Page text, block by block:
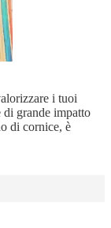
i tuoi
di grande impatto
di cornice, è